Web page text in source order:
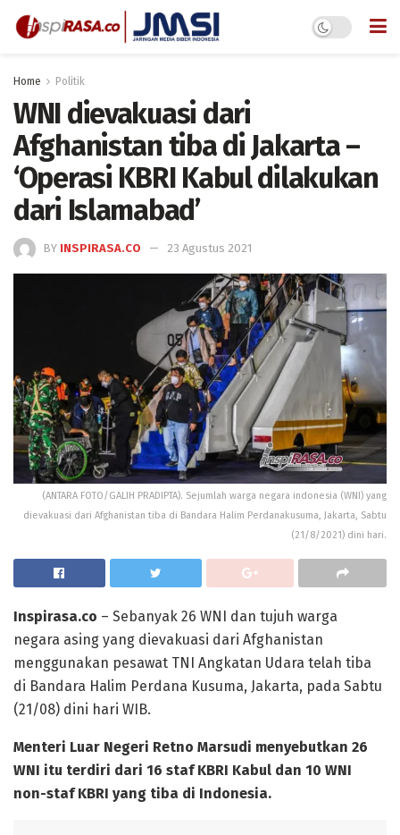
Home Politik
WNI dievakuasi dari
Afghanistan tiba di Jakarta –
‘Operasi KBRI Kabul dilakukan
dari Islamabad’
BY INSPIRASA.CO 23 Agustus 2021
(ANTARA FOTO/GALIH PRADIPTA). Sejumlah warga negara indonesia (WNI) yang
dievakuasi dari Afghanistan tiba di Bandara Halim Perdanakusuma, Jakarta, Sabtu
(21/8/2021) dini hari.
Inspirasa.co – Sebanyak 26 WNI dan tujuh warga
negara asing yang dievakuasi dari Afghanistan
menggunakan pesawat TNI Angkatan Udara telah tiba
di Bandara Halim Perdana Kusuma, Jakarta, pada Sabtu
(21/08) dini hari WIB.
Menteri Luar Negeri Retno Marsudi menyebutkan 26
WNI itu terdiri dari 16 staf KBRI Kabul dan 10 WNI
non-staf KBRI yang tiba di Indonesia.